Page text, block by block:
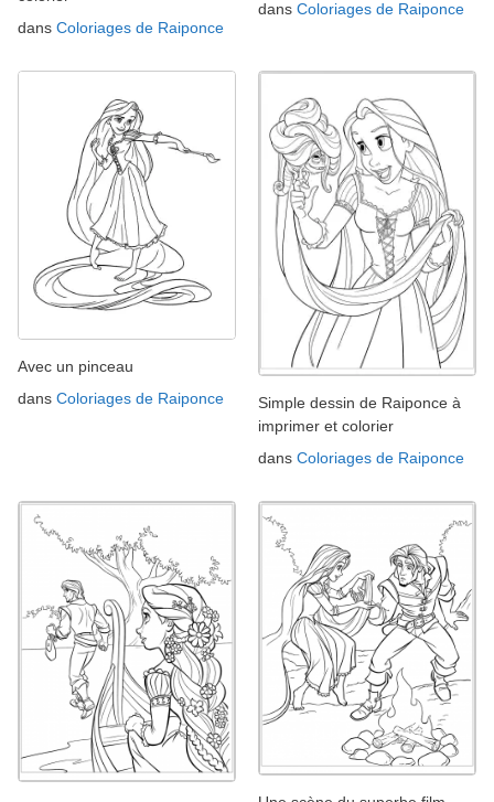
dans Coloriages de Raiponce
dans Coloriages de Raiponce
Avec un pinceau
dans Coloriages de Raiponce
Simple dessin de Raiponce à
imprimer et colorier
dans Coloriages de Raiponce